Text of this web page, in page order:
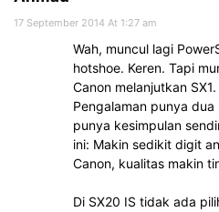
17 September 2014 At 1:27 am
Wah, muncul lagi
hotshoe. Keren. Tapi
Canon melanjutkan
Pengalaman punya
punya kesimpulan
ini: Makin sedikit digit
Canon, kualitas makin
Di SX20 IS tidak ada